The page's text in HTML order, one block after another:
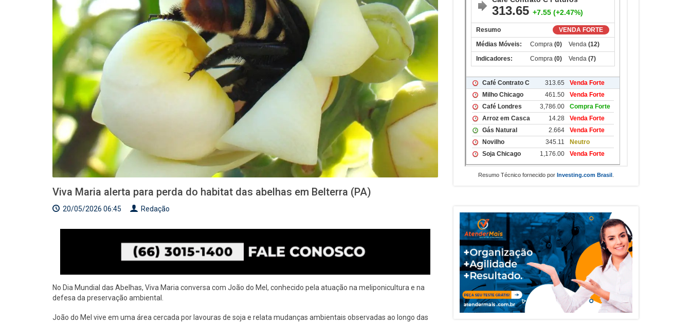
Viva Maria alerta para perda do habitat das abelhas em Belterra (PA)
20/05/2026 06:45 Redação
No Dia Mundial das Abelhas, Viva Maria conversa com João do Mel, conhecido pela atuação na meliponicultura e na
defesa da preservação ambiental.
João do Mel vive em uma área cercada por lavouras de soja e relata mudanças ambientais observadas ao longo das
Resumo Técnico fornecido por Investing.com Brasil